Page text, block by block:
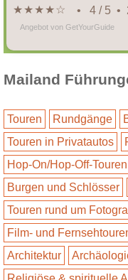
★★★★☆ • 4 / 5 •
Angebot von GetYourGuide
Mailand
Touren Rundgänge
Touren in Privatautos
Hop-On/Hop-Off-Touren
Burgen und Schlösser
Touren rund um
Film- und
Architektur